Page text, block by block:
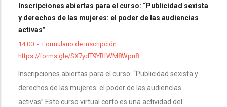
Inscripciones abiertas para el curso: “Publicidad sexista
y derechos de las mujeres: el poder de las audiencias
activas”
14:00 - Formulario de inscripción:
https://forms.gle/SX7ydT9YRfWM8Wpu8
Inscripciones abiertas para el curso: “Publicidad sexista y
derechos de las mujeres: el poder de las audiencias
activas” Este curso virtual corto es una actividad del